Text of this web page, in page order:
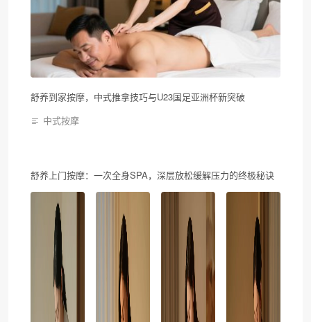
舒养到家按摩，中式推拿技巧与U23国足亚洲杯新突破
中式按摩
舒养上门按摩：一次全身SPA，深层放松缓解压力的终极秘诀